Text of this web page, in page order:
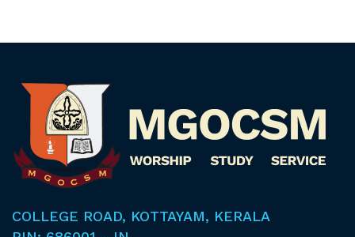
ABOUT US
COLLEGE ROAD, KOTTAYAM, KERALA